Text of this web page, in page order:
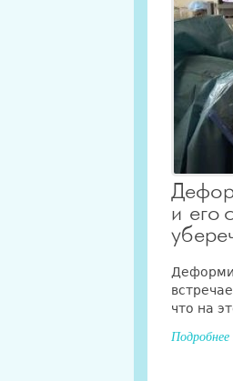
и его
что на
Подробнее